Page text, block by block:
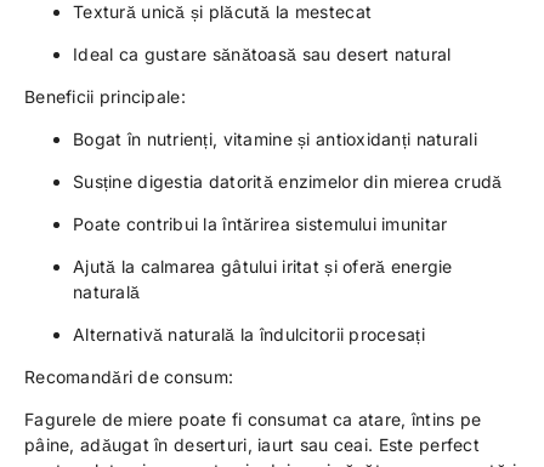
Textură unică și plăcută la mestecat
Ideal ca gustare sănătoasă sau desert natural
Beneficii principale:
Bogat în nutrienți, vitamine și antioxidanți naturali
Susține digestia datorită enzimelor din mierea crudă
Poate contribui la întărirea sistemului imunitar
Ajută la calmarea gâtului iritat și oferă energie
naturală
Alternativă naturală la îndulcitorii procesați
Recomandări de consum:
Fagurele de miere poate fi consumat ca atare, întins pe
pâine, adăugat în deserturi, iaurt sau ceai. Este perfect